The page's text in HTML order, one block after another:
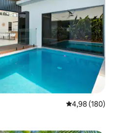
Évaluation
4,98 (180)